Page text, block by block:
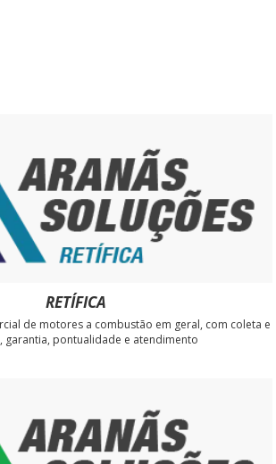
RETÍFICA
de motores a combustão em geral, com coleta e
garantia, pontualidade e atendimento